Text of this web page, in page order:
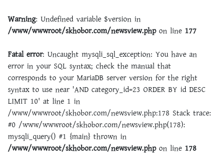
Warning: Undefined variable $version in
/www/wwwroot/skhobor.com/newsview.phpon line 177
Fatal error: Uncaught mysqli_sql_exception: You have an
error in your SQL syntax; check the manual that
corresponds to your MariaDB server version for the right
syntax to use near 'AND category_id=23 ORDER BY id DESC
LIMIT 10' at line 1 in
/www/wwwroot/skhobor.com/newsview.php:178 Stack trace:
#0 /www/wwwroot/skhobor.com/newsview.php(178):
mysqli_query() #1 {main} thrown in
/www/wwwroot/skhobor.com/newsview.phpon line 178